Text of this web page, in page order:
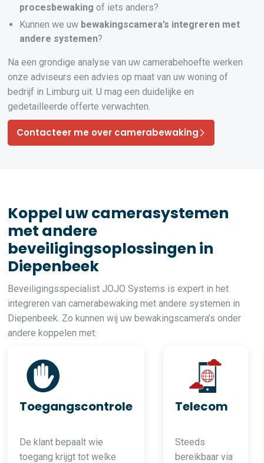
procesbewaking of iets anders?
Kunnen we uw bewakingscamera’s integreren met
andere systemen?
Na een grondige analyse van uw camerabehoefte werken
onze adviseurs een advies op maat van uw woning of
bedrijf in Limburg uit. U mag een duidelijke en
gedetailleerde offerte verwachten.
Contacteer me over camerabewaking
Koppel uw camerasystemen
met andere
beveiligingsoplossingen in
Diepenbeek
Beveiligingsspecialist JOJO Systems is expert in het
integreren van camerabewaking met andere systemen in
Diepenbeek. Zo kunnen wij uw bewakingscamera’s onder
andere koppelen met:
Toegangscontrole
De klant bepaalt wie
toegang krijgt tot welke
Telecom
Steeds
bereikbaar via